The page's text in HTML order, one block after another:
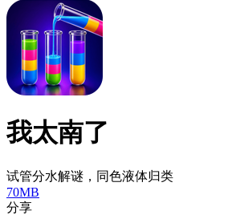
我太南了
试管分水解谜，同色液体归类
70MB
分享